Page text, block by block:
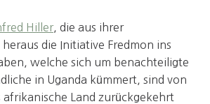
Hiller , die aus ihrer
die Initiative Fredmon ins
welche sich um benachteiligte
in Uganda kümmert, sind von
afrikanische Land zurückgekehrt